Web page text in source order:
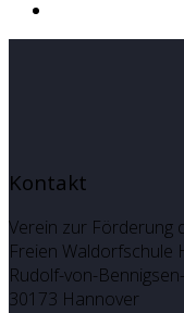
Kontakt
Verein zur Förderung
Freien Waldorfschule
Rudolf-von-
30173 Hannover